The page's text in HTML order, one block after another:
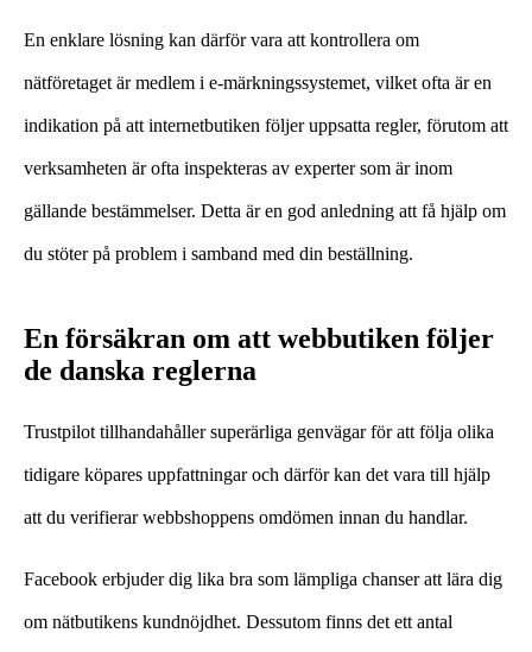
En enklare lösning kan därför vara att kontrollera om
nätföretaget är medlem i e-märkningssystemet, vilket ofta är en
indikation på att internetbutiken följer uppsatta regler, förutom att
verksamheten är ofta inspekteras av experter som är inom
gällande bestämmelser. Detta är en god anledning att få hjälp om
du stöter på problem i samband med din beställning.
En försäkran om att webbutiken följer
de danska reglerna
Trustpilot tillhandahåller superärliga genvägar för att följa olika
tidigare köpares uppfattningar och därför kan det vara till hjälp
att du verifierar webbshoppens omdömen innan du handlar.
Facebook erbjuder dig lika bra som lämpliga chanser att lära dig
om nätbutikens kundnöjdhet. Dessutom finns det ett antal